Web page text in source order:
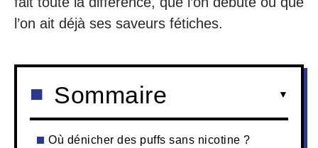
l’on ait déjà ses saveurs fétiches.
Sommaire
Où dénicher des puffs sans nicotine ?